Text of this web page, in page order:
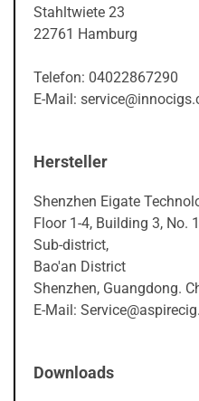
Stahltwiete 23
22761 Hamburg
Telefon: 04022867290
E-Mail:
Hersteller
Shenzhen Eigate
Floor 1-4, Building 3, No.
Sub-district,
Bao'an District
Shenzhen, Guangdong.
E-Mail:
Downloads